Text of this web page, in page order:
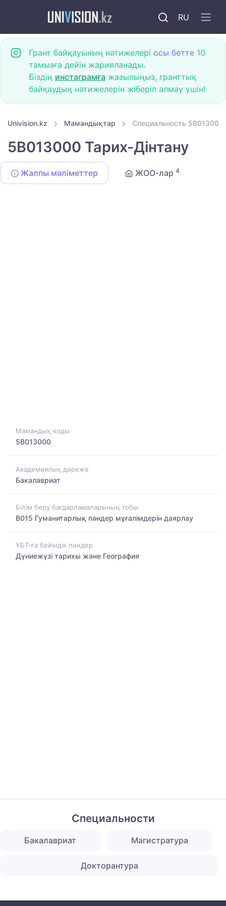
RU
Грант байқауының нәтижелері осы бетте 10
тамызға дейін жарияланады.
Біздің инстаграмға жазылыңыз, гранттық
байқаудың нәтижелерін жіберіп алмау үшін!
Univision.kz Мамандықтар Специальность 5B013000
5B013000 Тарих-Дінтану
Жалпы мәліметтер ЖОО-лар 4
Мамандық коды
5B013000
Академиялық дәреже
Бакалавриат
Білім беру бағдарламаларының тобы
B015 Гуманитарлық пәндер мұғалімдерін даярлау
ҰБТ-ға бейіндік пәндер
Дүниежүзі тарихы және География
Специальности
Бакалавриат Магистратура
Докторантура